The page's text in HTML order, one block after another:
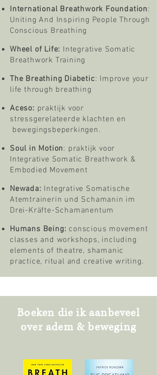
International Breathwork Foundation:
Uniting And Inspiring People Through
Conscious Breathing
Wheel of Life: Integrative Somatic
Breathwork Training
The Breathing Diabetic: Improve your
life through breathing
Aceso: praktijk voor
stressgerelateerde klachten en
bewegingsbeperkingen. ​
Soul in Motion: praktijk voor
Integrative Somatic Breathwork &
Embodied Movement
Newada: Integrative Somatische
Atemtrainerin und Schamanin im
Drei-Kräfte-Schamanentum
Humans Being: conscious movement
classes and workshops, including
elements of theatre, shamanic
practice, ritual and creative writing.
Boeken die ik aanbeveel
over adem & beweging